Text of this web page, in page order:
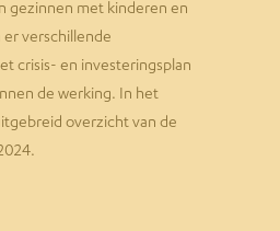
gezinnen met kinderen en
er verschillende
crisis- en investeringsplan
de werking. In het
overzicht van de